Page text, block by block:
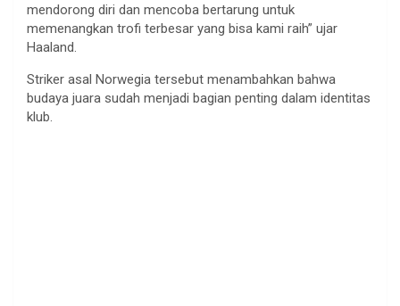
mendorong diri dan mencoba bertarung untuk
memenangkan trofi terbesar yang bisa kami raih” ujar
Haaland.
Striker asal Norwegia tersebut menambahkan bahwa
budaya juara sudah menjadi bagian penting dalam identitas
klub.